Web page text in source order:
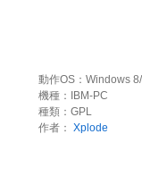
動作OS：Windows
機種：IBM-PC
種類：GPL
作者： Xplode